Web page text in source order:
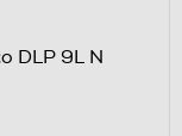
DLP 9L N